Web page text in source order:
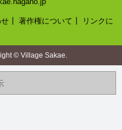
せ 著作権について
リンクに
© Village Sakae.